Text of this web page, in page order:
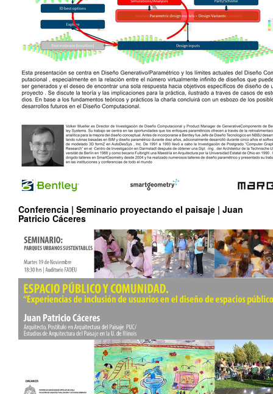
Conferencia | Seminario proyectando el paisaje | Juan
Patricio Cáceres